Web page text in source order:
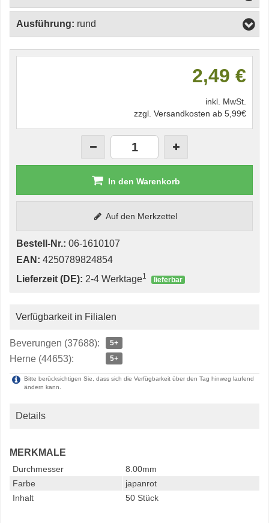
Ausführung: rund
2,49 €
inkl. MwSt.
zzgl. Versandkosten ab 5,99€
In den Warenkorb
Auf den Merkzettel
Bestell-Nr.: 06-1610107
EAN: 4250789824854
Lieferzeit (DE): 2-4 Werktage1 lieferbar
Verfügbarkeit in Filialen
Beverungen (37688): 5+
Herne (44653): 5+
Bitte berücksichtigen Sie, dass sich die Verfügbarkeit über den Tag hinweg laufend
ändern kann.
Details
MERKMALE
Durchmesser
8.00mm
Farbe
japanrot
Inhalt
50 Stück